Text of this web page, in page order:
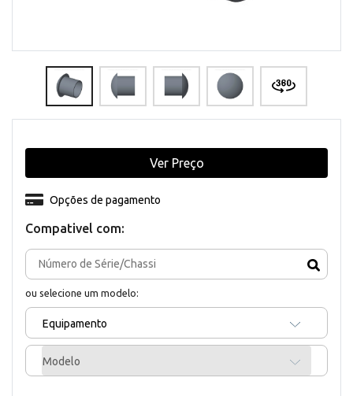
Compativel com:
ou selecione um modelo:
Equipamento
Modelo
Opções de pagamento
Ver Preço